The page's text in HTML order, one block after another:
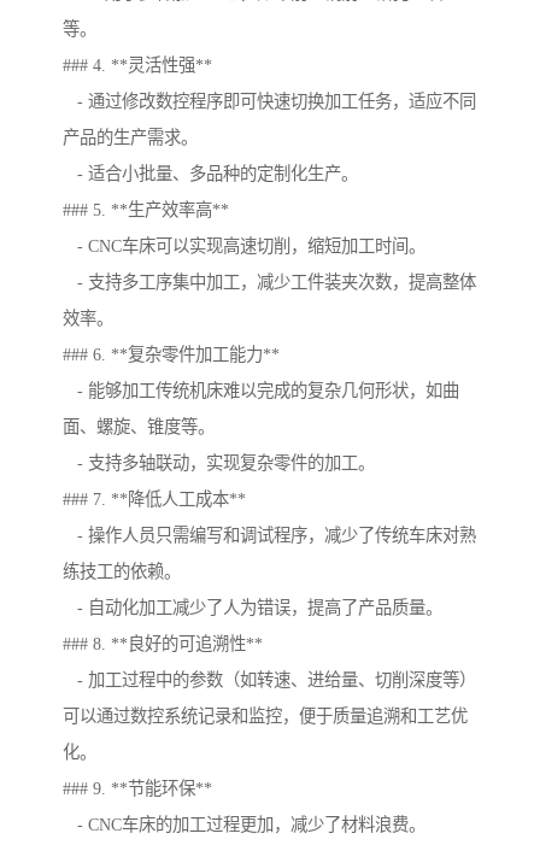
等。
### 4. **灵活性强**
- 通过修改数控程序即可快速切换加工任务，适应不同
产品的生产需求。
- 适合小批量、多品种的定制化生产。
### 5. **生产效率高**
- CNC车床可以实现高速切削，缩短加工时间。
- 支持多工序集中加工，减少工件装夹次数，提高整体
效率。
### 6. **复杂零件加工能力**
- 能够加工传统机床难以完成的复杂几何形状，如曲
面、螺旋、锥度等。
- 支持多轴联动，实现复杂零件的加工。
### 7. **降低人工成本**
- 操作人员只需编写和调试程序，减少了传统车床对熟
练技工的依赖。
- 自动化加工减少了人为错误，提高了产品质量。
### 8. **良好的可追溯性**
- 加工过程中的参数（如转速、进给量、切削深度等）
可以通过数控系统记录和监控，便于质量追溯和工艺优
化。
### 9. **节能环保**
- CNC车床的加工过程更加，减少了材料浪费。